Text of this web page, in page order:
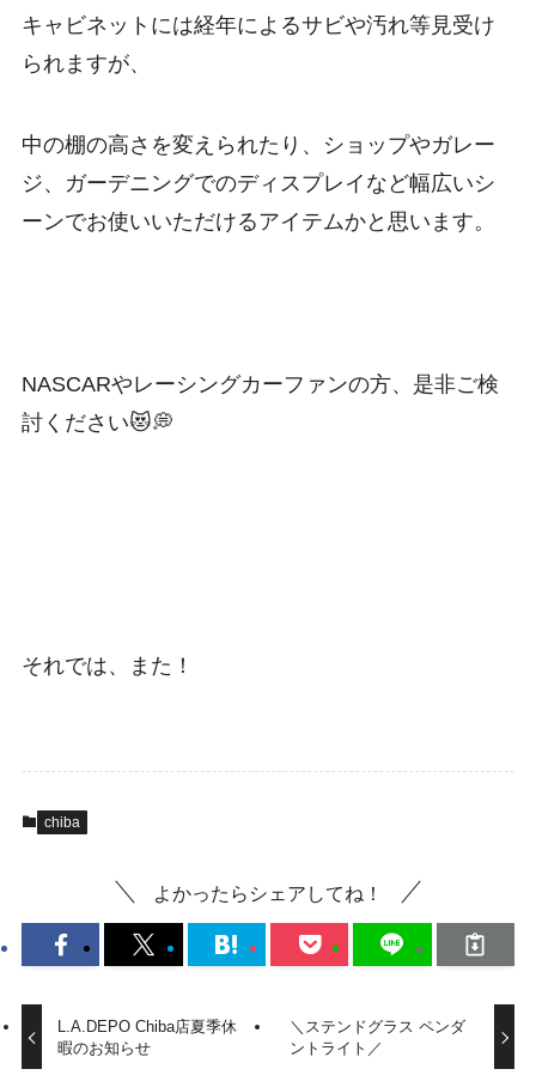
キャビネットには経年によるサビや汚れ等見受け
られますが、
中の棚の高さを変えられたり、ショップやガレー
ジ、ガーデニングでのディスプレイなど幅広いシ
ーンでお使いいただけるアイテムかと思います。
NASCARやレーシングカーファンの方、是非ご検
討ください😻💭
それでは、また！
chiba
よかったらシェアしてね！
L.A.DEPO Chiba店夏季休
暇のお知らせ
＼ステンドグラス ペンダ
ントライト／